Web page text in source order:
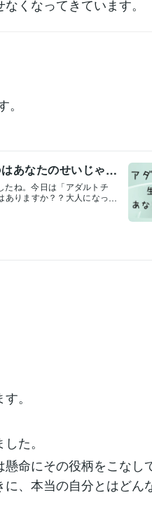
くなってきています。
あなたのせいじゃ
たね。今日は「アダルトチ
ありますか？？大人になっ
、たくさん診断サイトが
るとされています。私は
り、ピエロでもありまし
慰めたり、お世話をする
たちも家事をするのです
た。ただひたすらに笑っ
たら、そりゃもちろん疲
く前に、幸運にも実家を
った時に感じたとてつも
たんです。気が合うとい
、母のためなら！と思う
がどうしてほしいかわか
ということに気が付けま
。
た。
命にその役柄をこなし
、本当の自分とはどん